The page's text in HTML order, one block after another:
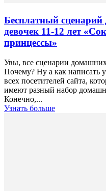
Бесплатный сценарий
девочек 11-12 лет
принцессы»
Увы, все сценарии
Почему? Ну а как написать
всех посетителей сайта,
имеют разный набор
Конечно,...
Узнать больше